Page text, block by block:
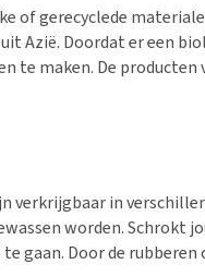
of gerecyclede
Azië. Doordat er een
te maken. De producten
verkrijgbaar in
worden. Schrokt
gaan. Door de rubberen